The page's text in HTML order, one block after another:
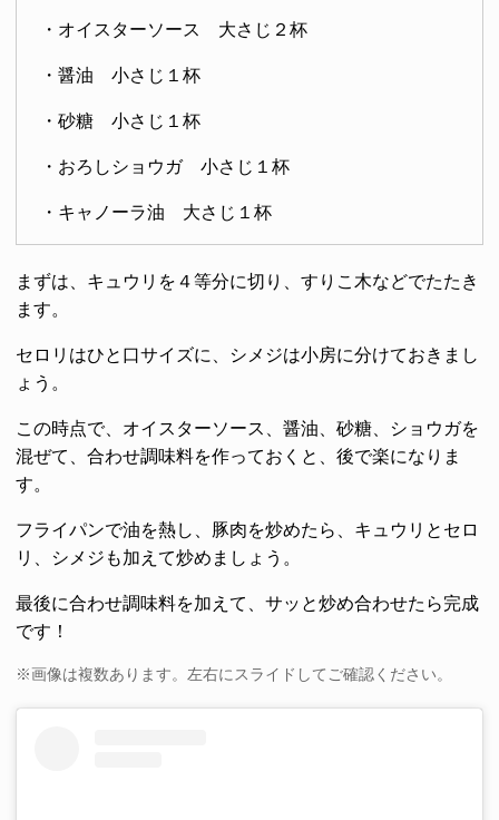
・オイスターソース 大さじ２杯
・醤油 小さじ１杯
・砂糖 小さじ１杯
・おろしショウガ 小さじ１杯
・キャノーラ油 大さじ１杯
まずは、キュウリを４等分に切り、すりこ木などでたたき
ます。
セロリはひと口サイズに、シメジは小房に分けておきまし
ょう。
この時点で、オイスターソース、醤油、砂糖、ショウガを
混ぜて、合わせ調味料を作っておくと、後で楽になりま
す。
フライパンで油を熱し、豚肉を炒めたら、キュウリとセロ
リ、シメジも加えて炒めましょう。
最後に合わせ調味料を加えて、サッと炒め合わせたら完成
です！
※画像は複数あります。左右にスライドしてご確認ください。